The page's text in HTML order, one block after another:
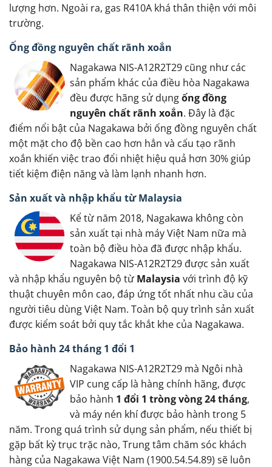
lượng hơn. Ngoài ra, gas R410A khá thân thiện với môi
trường.
Ống đồng nguyên chất rãnh xoắn
Nagakawa NIS-A12R2T29 cũng như các
sản phẩm khác của điều hòa Nagakawa
đều được hãng sử dụngống đồng
nguyên chất rãnh xoắn. Đây là đặc
điểm nổi bật của Nagakawa bởi ống đồng nguyên chất
một mặt cho độ bền cao hơn hẳn và cấu tạo rãnh
xoắn khiến việc trao đổi nhiệt hiệu quả hơn 30% giúp
tiết kiệm điện năng và làm lạnh nhanh hơn.
Sản xuất và nhập khẩu từ Malaysia
Kể từ năm 2018, Nagakawa không còn
sản xuất tại nhà máy Việt Nam nữa mà
toàn bộ điều hòa đã được nhập khẩu.
Nagakawa NIS-A12R2T29 được sản xuất
và nhập khẩu nguyên bộ từ Malaysia với trình độ kỹ
thuật chuyên môn cao, đáp ứng tốt nhất nhu cầu của
người tiêu dùng Việt Nam. Toàn bộ quy trình sản xuất
được kiểm soát bởi quy tắc khắt khe của Nagakawa.
Bảo hành 24 tháng 1 đổi 1
Nagakawa NIS-A12R2T29 mà Ngôi nhà
VIP cung cấp là hàng chính hãng, được
bảo hành 1 đổi 1 tròng vòng 24 tháng,
và máy nén khí được bảo hành trong 5
năm. Trong quá trình sử dụng sản phẩm, nếu thiết bị
gặp bất kỳ trục trặc nào, Trung tâm chăm sóc khách
hàng của Nagakawa Việt Nam (1900.54.54.89) sẽ luôn